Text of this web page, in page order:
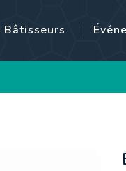
Bâtisseurs